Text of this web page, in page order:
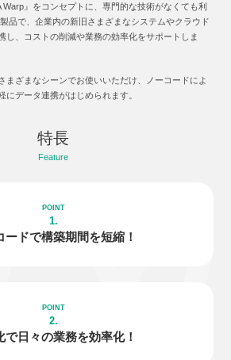
Warp』をコンセプトに、専門的な技術がなくても利
品で、企業内の新旧さまざまなシステムやクラウド
し、コストの削減や業務の効率化をサポートしま
まざまなシーンでお使いいただけ、ノーコードによ
にデータ連携がはじめられます。
特長
Feature
1.
ードで構築期間を短縮！
2.
で日々の業務を効率化！